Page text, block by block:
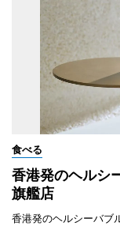
食べる
香港発のヘルシ
旗艦店
香港発のヘルシーバ